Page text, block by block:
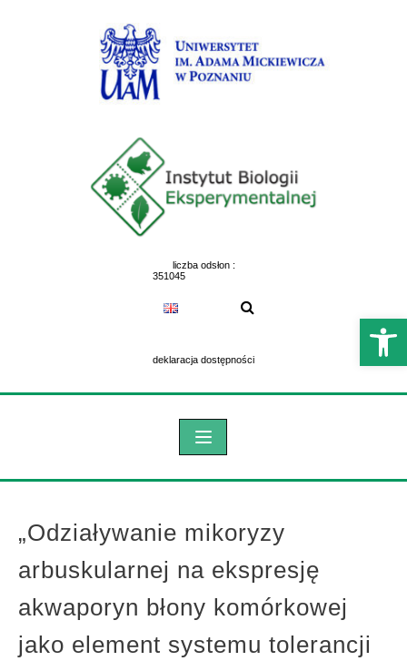
liczba odsłon :
351045
deklaracja dostępności
„Odziaływanie mikoryzy
arbuskularnej na ekspresję
akwaporyn błony komórkowej
jako element systemu tolerancji